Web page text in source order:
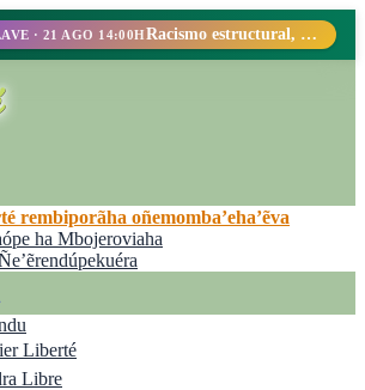
· 21 AGO 14:00H Racismo estructural, perfilamiento racial y abolicionismo carcelario.
rembiporãha oñemomba’eha’ẽva
ha Mbojeroviaha
Liberté
Libre